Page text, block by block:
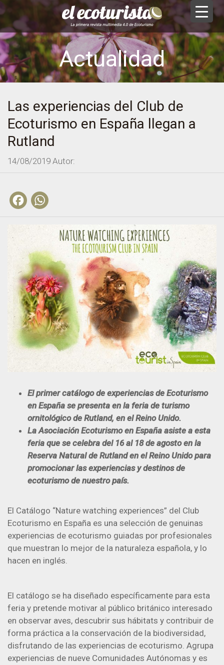
Actualidad
Las experiencias del Club de
Ecoturismo en España llegan a
Rutland
14/08/2019 Autor:
Facebook
El primer catálogo de experiencias de Ecoturismo
en España se presenta en la feria de turismo
ornitológico de Rutland, en el Reino Unido.
La Asociación Ecoturismo en España asiste a esta
feria que se celebra del 16 al 18 de agosto en la
Reserva Natural de Rutland en el Reino Unido para
promocionar las experiencias y destinos de
ecoturismo de nuestro país.
El Catálogo “Nature watching experiences” del Club
Ecoturismo en España es una selección de genuinas
experiencias de ecoturismo guiadas por profesionales
que muestran lo mejor de la naturaleza española, y lo
hacen en inglés.
El catálogo se ha diseñado específicamente para esta
feria y pretende motivar al público británico interesado
en observar aves, descubrir sus hábitats y contribuir de
forma práctica a la conservación de la biodiversidad,
disfrutando de las experiencias de ecoturismo. Agrupa
experiencias de nueve Comunidades Autónomas y es